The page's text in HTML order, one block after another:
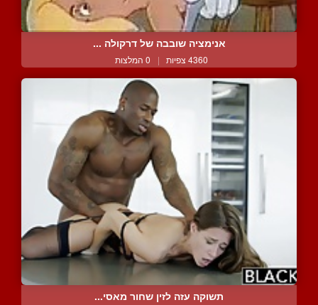
אנימציה שובבה של דרקולה ...
4360 צפיות | 0 המלצות
תשוקה עזה לזין שחור מאסי...